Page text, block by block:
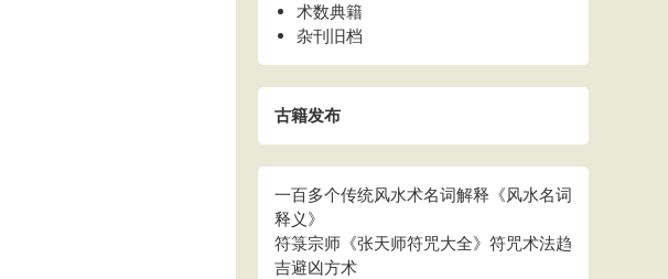
术数典籍
杂刊旧档
古籍发布
一百多个传统风水术名词解释《风水名词
释义》
符箓宗师《张天师符咒大全》符咒术法趋
吉避凶方术